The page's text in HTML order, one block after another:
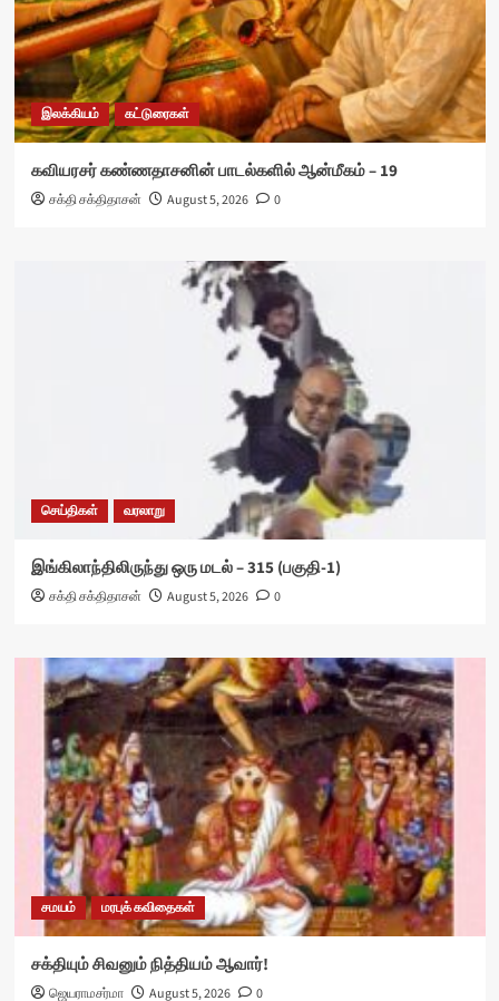
இலக்கியம் கட்டுரைகள்
கவியரசர் கண்ணதாசனின் பாடல்களில் ஆன்மீகம் – 19
சக்தி சக்திதாசன் August 5, 2026 0
செய்திகள் வரலாறு
இங்கிலாந்திலிருந்து ஒரு மடல் – 315 (பகுதி-1)
சக்தி சக்திதாசன் August 5, 2026 0
சமயம் மரபுக் கவிதைகள்
சக்தியும் சிவனும் நித்தியம் ஆவார்!
ஜெயராமசர்மா August 5, 2026 0